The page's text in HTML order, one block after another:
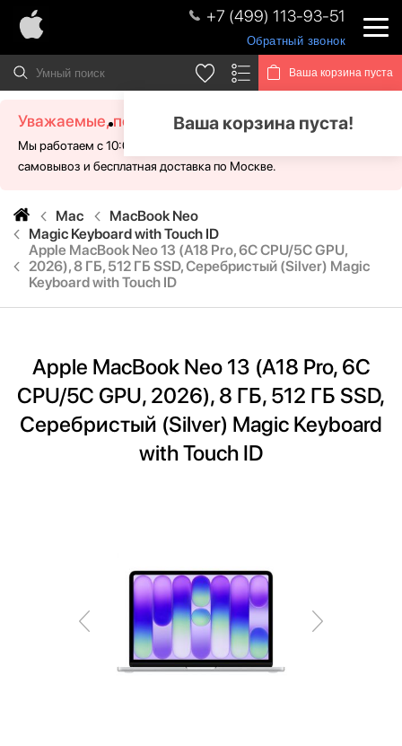
+7 (499) 113-93-51
Обратный звонок
Ваша корзина пуста
Ваша корзина пуста!
Уважаемые, посетители!
Мы работаем с 10:00 - 21:00 без выходных. Для Вас доступен
самовывоз и бесплатная доставка по Москве.
Mac
MacBook Neo
Magic Keyboard with Touch ID
Apple MacBook Neo 13 (A18 Pro, 6C CPU/5C GPU,
2026), 8 ГБ, 512 ГБ SSD, Серебристый (Silver) Magic
Keyboard with Touch ID
Apple MacBook Neo 13 (A18 Pro, 6C
CPU/5C GPU, 2026), 8 ГБ, 512 ГБ SSD,
Серебристый (Silver) Magic Keyboard
with Touch ID